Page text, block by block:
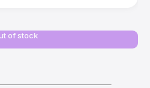
of stock